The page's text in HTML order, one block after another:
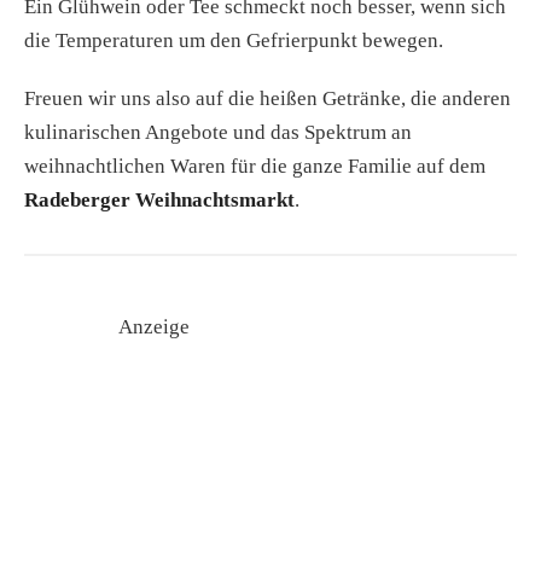
Ein Glühwein oder Tee schmeckt noch besser, wenn sich
die Temperaturen um den Gefrierpunkt bewegen.
Freuen wir uns also auf die heißen Getränke, die anderen
kulinarischen Angebote und das Spektrum an
weihnachtlichen Waren für die ganze Familie auf dem
Radeberger Weihnachtsmarkt.
Anzeige